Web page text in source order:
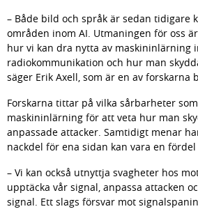
– Både bild och språk är sedan tidigare
områden inom AI. Utmaningen för oss
hur vi kan dra nytta av maskininlärning
radiokommunikation och hur man
säger Erik Axell, som är en av forskarna
Forskarna tittar på vilka sårbarheter
maskininlärning för att veta hur man
anpassade attacker. Samtidigt menar
nackdel för ena sidan kan vara en
– Vi kan också utnyttja svagheter hos
upptäcka vår signal, anpassa attacken
signal. Ett slags försvar mot